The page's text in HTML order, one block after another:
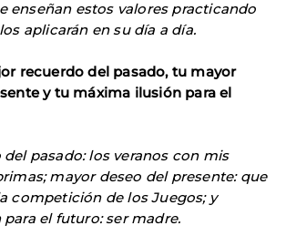
enseñan estos valores practicando
aplicarán en su día a día.
recuerdo del pasado, tu mayor
y tu máxima ilusión para el
pasado: los veranos con mis
mayor deseo del presente: que
competición de los Juegos; y
el futuro: ser madre.